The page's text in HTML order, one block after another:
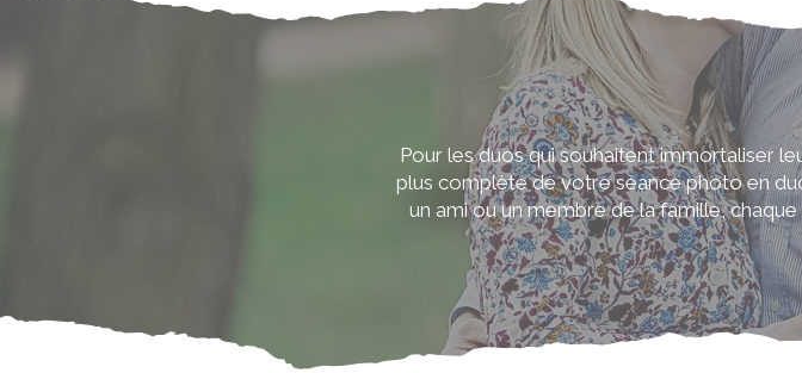
Pour les duos qui souhaitent immortaliser
plus complète de votre séance photo en
un ami ou un membre de la famille,